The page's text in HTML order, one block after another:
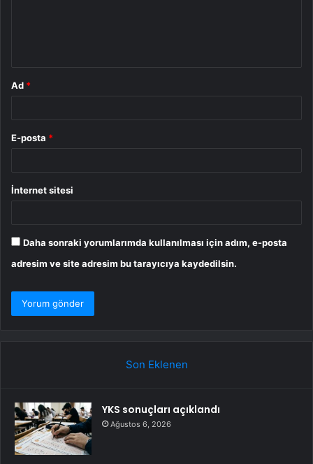
Ad *
E-posta *
İnternet sitesi
Daha sonraki yorumlarımda kullanılması için adım, e-posta
adresim ve site adresim bu tarayıcıya kaydedilsin.
Son Eklenen
YKS sonuçları açıklandı
Ağustos 6, 2026